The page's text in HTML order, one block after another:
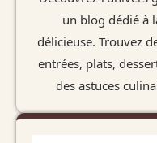
un blog dédié à
délicieuse. Trouvez
entrées, plats,
des astuces